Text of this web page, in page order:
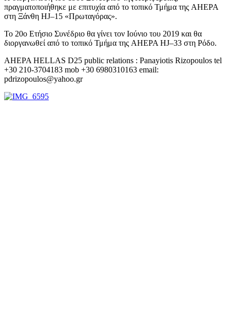
πραγματοποιήθηκε με επιτυχία από το τοπικό Τμήμα της AHEPA
στη Ξάνθη HJ–15 «Πρωταγόρας».
Το 20ο Ετήσιο Συνέδριο θα γίνει τον Ιούνιο του 2019 και θα
διοργανωθεί από το τοπικό Τμήμα της AHEPA HJ–33 στη Ρόδο.
AHEPA HELLAS D25 public relations : Panayiotis Rizopoulos tel
+30 210-3704183 mob +30 6980310163 email:
pdrizopoulos@yahoo.gr